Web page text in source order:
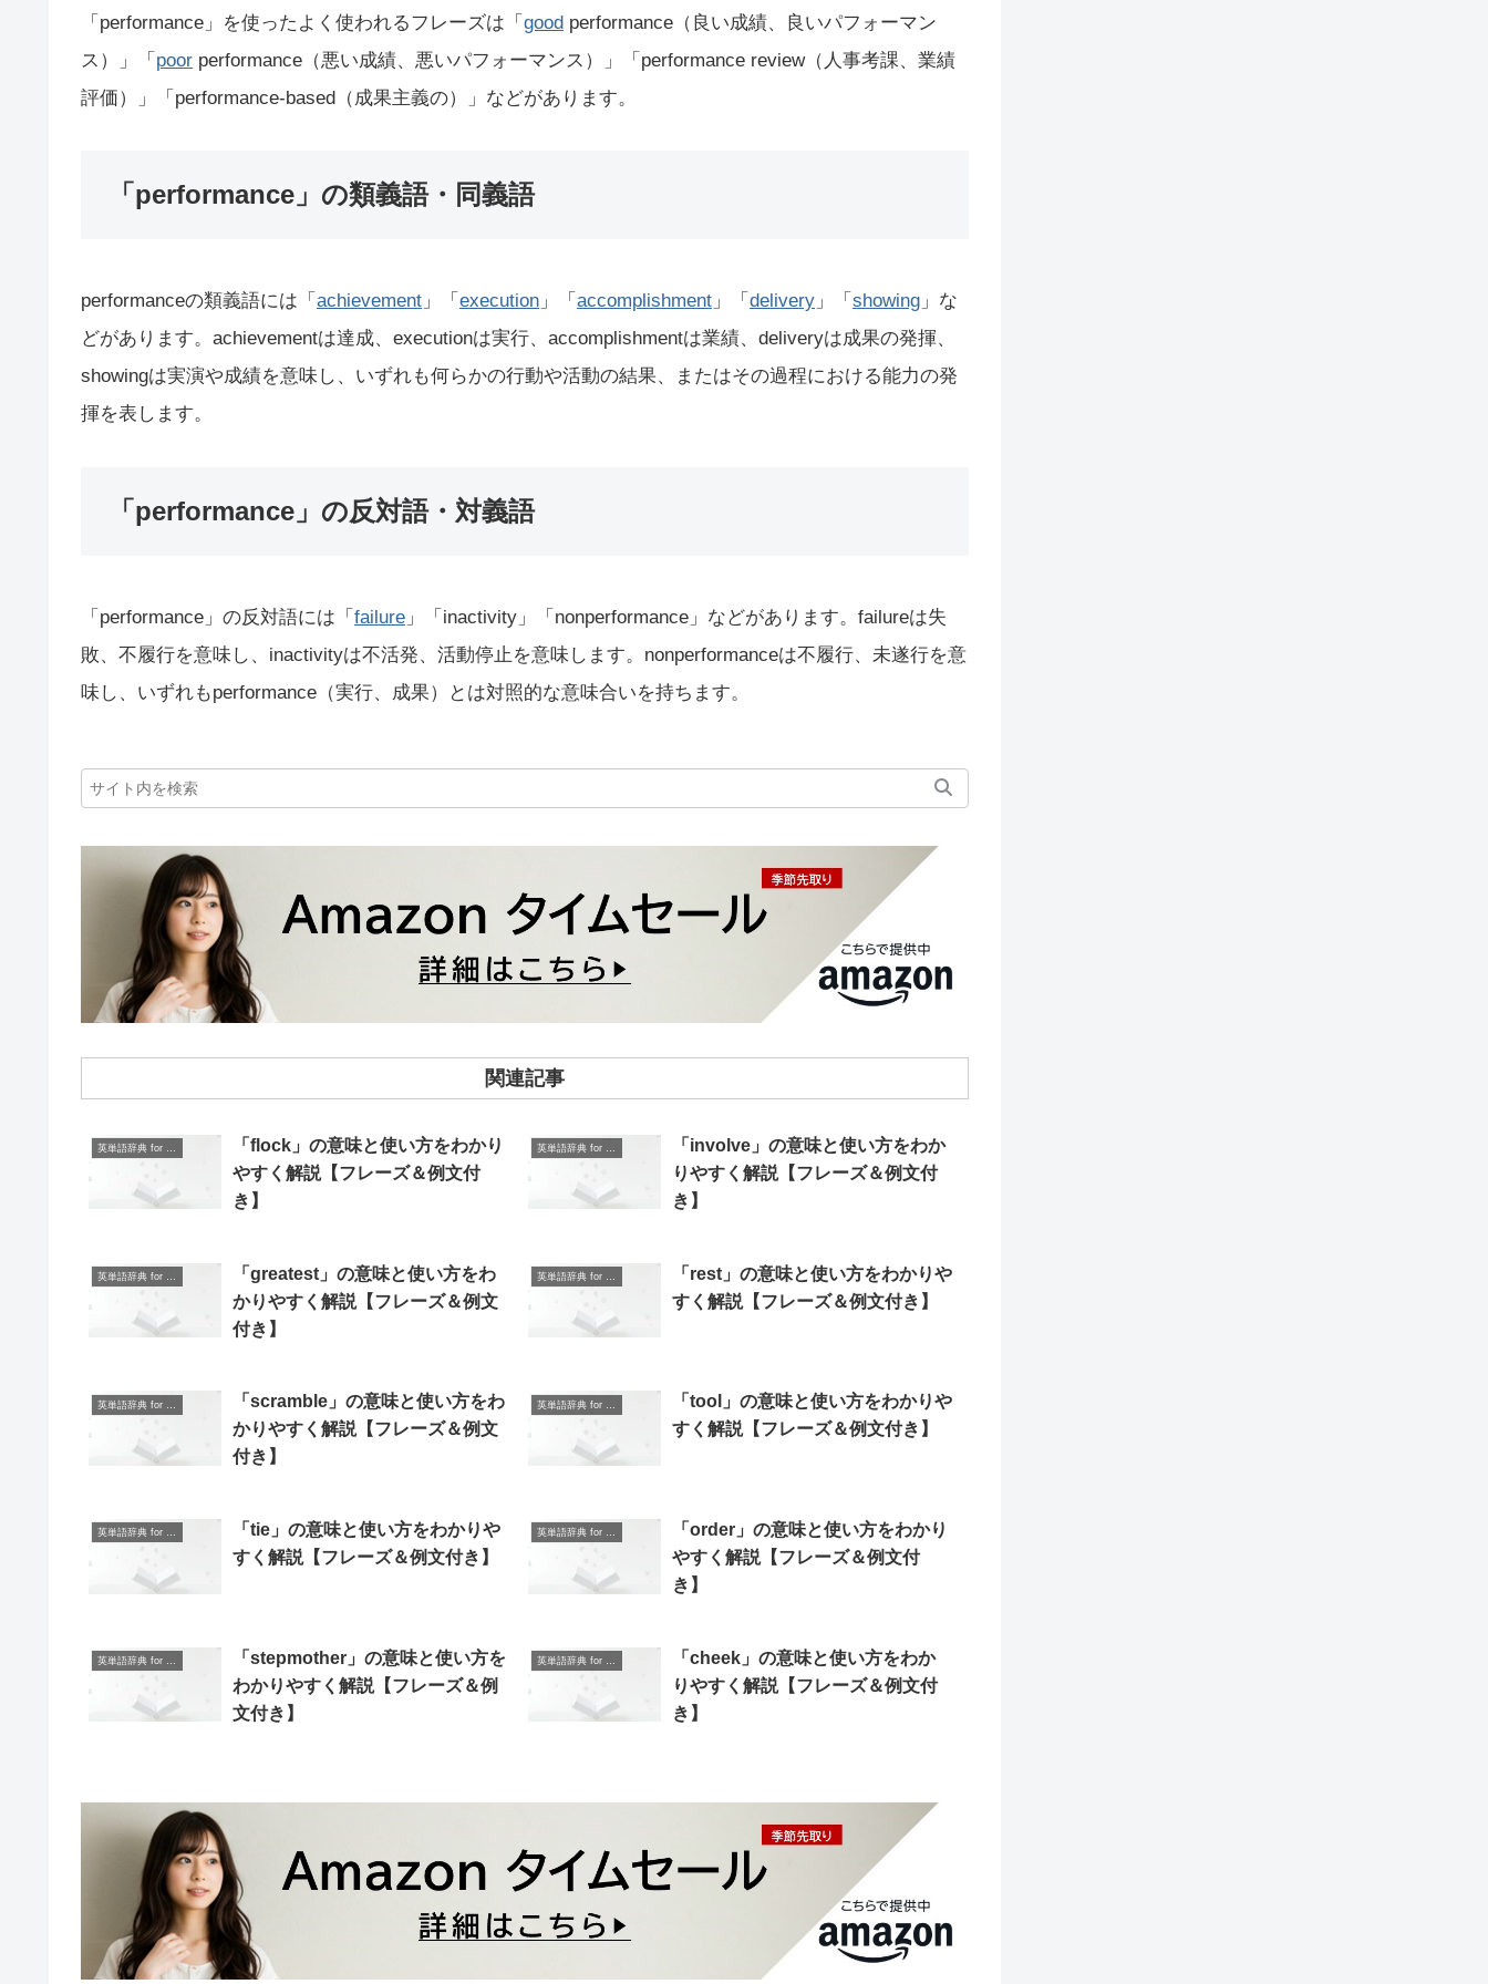
「performance」を使ったよく使われるフレーズは「 good performance（良い成績、良いパフォーマン
ス）」「 poor performance（悪い成績、悪いパフォーマンス）」「performance review（人事考課、業績
評価）」「performance-based（成果主義の）」などがあります。
「performance」の類義語・同義語
performanceの類義語には「 achievement 」「 execution 」「 accomplishment 」「 delivery 」「 showing 」な
どがあります。achievementは達成、executionは実行、accomplishmentは業績、deliveryは成果の発揮、
showingは実演や成績を意味し、いずれも何らかの行動や活動の結果、またはその過程における能力の発
揮を表します。
「performance」の反対語・対義語
「performance」の反対語には「 failure 」「inactivity」「nonperformance」などがあります。failureは失
敗、不履行を意味し、inactivityは不活発、活動停止を意味します。nonperformanceは不履行、未遂行を意
味し、いずれもperformance（実行、成果）とは対照的な意味合いを持ちます。
関連記事
「flock」の意味と使い方をわかり
やすく解説【フレーズ＆例文付
き】
「involve」の意味と使い方をわか
りやすく解説【フレーズ＆例文付
き】
「greatest」の意味と使い方をわ
かりやすく解説【フレーズ＆例文
付き】
「rest」の意味と使い方をわかりや
すく解説【フレーズ＆例文付き】
「scramble」の意味と使い方をわ
かりやすく解説【フレーズ＆例文
付き】
「tool」の意味と使い方をわかりや
すく解説【フレーズ＆例文付き】
英単語辞典 for Beginners
「tie」の意味と使い方をわかりや
すく解説【フレーズ＆例文付き】
英単語辞典 for Beginners
「order」の意味と使い方をわかり
やすく解説【フレーズ＆例文付
き】
英単語辞典 for Beginners
「stepmother」の意味と使い方を
わかりやすく解説【フレーズ＆例
文付き】
英単語辞典 for Beginners
「cheek」の意味と使い方をわか
りやすく解説【フレーズ＆例文付
き】